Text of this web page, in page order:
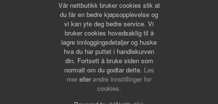
Vår nettbutikk bruker cookies slik at
du får en bedre kjøpsopplevelse og
vi kan yte deg bedre service. Vi
bruker cookies hovedsaklig til å
lagre innloggingsdetaljer og huske
hva du har puttet i handlekurven
din. Fortsett å bruke siden som
normalt om du godtar dette. Les
mer ellerendre innstillinger for
cookies.